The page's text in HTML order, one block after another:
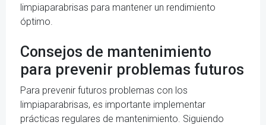
limpiaparabrisas para mantener un rendimiento
óptimo.
Consejos de mantenimiento
para prevenir problemas futuros
Para prevenir futuros problemas con los
limpiaparabrisas, es importante implementar
prácticas regulares de mantenimiento. Siguiendo